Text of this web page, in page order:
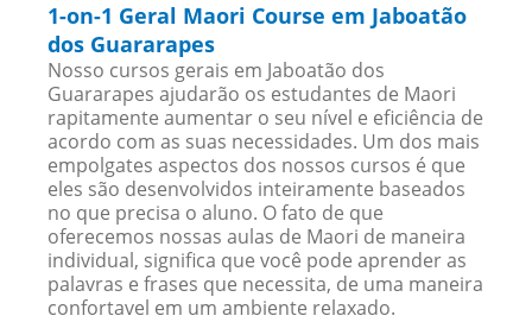
1-on-1 Geral Maori Course em Jaboatão
dos Guararapes
Nosso cursos gerais em Jaboatão dos
Guararapes ajudarão os estudantes de Maori
rapitamente aumentar o seu nível e eficiência de
acordo com as suas necessidades. Um dos mais
empolgates aspectos dos nossos cursos é que
eles são desenvolvidos inteiramente baseados
no que precisa o aluno. O fato de que
oferecemos nossas aulas de Maori de maneira
individual, significa que você pode aprender as
palavras e frases que necessita, de uma maneira
confortavel em um ambiente relaxado.